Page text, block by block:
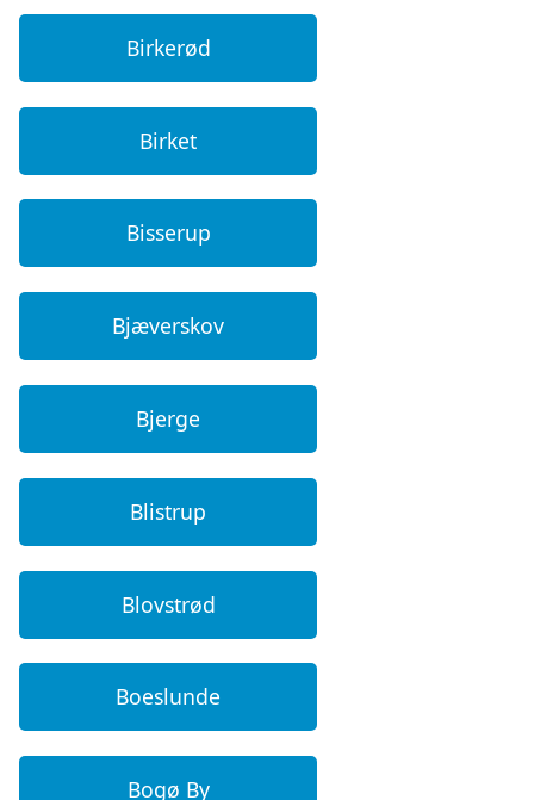
Birkerød
Birket
Bisserup
Bjæverskov
Bjerge
Blistrup
Blovstrød
Boeslunde
Bogø By